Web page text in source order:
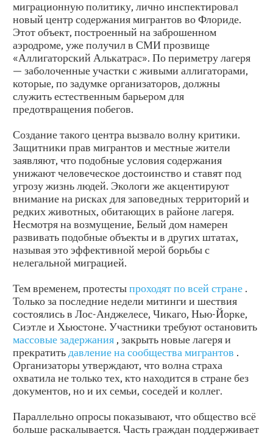
миграционную политику, лично инспектировал
новый центр содержания мигрантов во Флориде.
Этот объект, построенный на заброшенном
аэродроме, уже получил в СМИ прозвище
«Аллигаторский Алькатрас». По периметру лагеря
— заболоченные участки с живыми аллигаторами,
которые, по задумке организаторов, должны
служить естественным барьером для
предотвращения побегов.
Создание такого центра вызвало волну критики.
Защитники прав мигрантов и местные жители
заявляют, что подобные условия содержания
унижают человеческое достоинство и ставят под
угрозу жизнь людей. Экологи же акцентируют
внимание на рисках для заповедных территорий и
редких животных, обитающих в районе лагеря.
Несмотря на возмущение, Белый дом намерен
развивать подобные объекты и в других штатах,
называя это эффективной мерой борьбы с
нелегальной миграцией.
Тем временем, протестыпроходят по всей стране .
Только за последние недели митинги и шествия
состоялись в Лос-Анджелесе, Чикаго, Нью-Йорке,
Сиэтле и Хьюстоне. Участники требуют остановить
массовые задержания , закрыть новые лагеря и
прекратить давление на сообщества мигрантов .
Организаторы утверждают, что волна страха
охватила не только тех, кто находится в стране без
документов, но и их семьи, соседей и коллег.
Параллельно опросы показывают, что общество всё
больше раскалывается. Часть граждан поддерживает